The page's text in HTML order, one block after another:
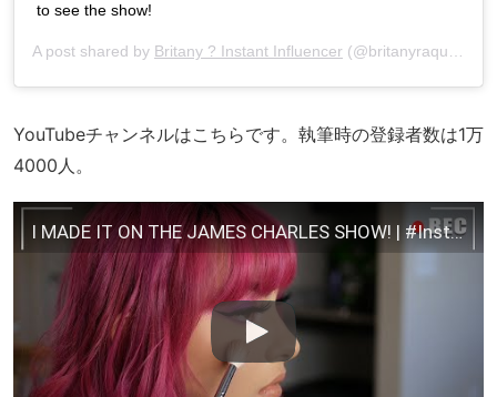
to see the show!
A post shared by Britany ? Instant Influencer (@britanyraquell) on
YouTubeチャンネルはこちらです。執筆時の登録者数は1万
4000人。
I MADE IT ON THE JAMES CHARLES SHOW! | #InstantInfluencer